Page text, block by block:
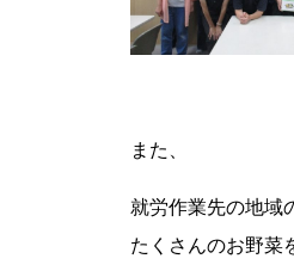
また、
就労作業先の地域
たくさんのお野菜